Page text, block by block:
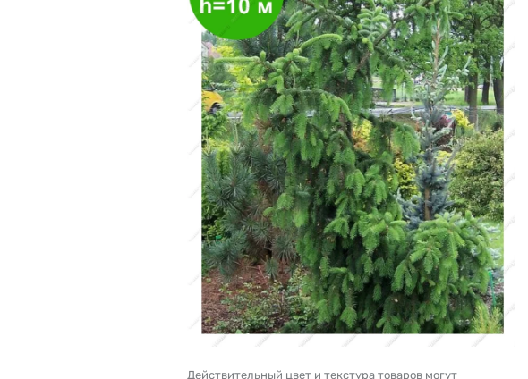
Действительный цвет и текстура товаров могут